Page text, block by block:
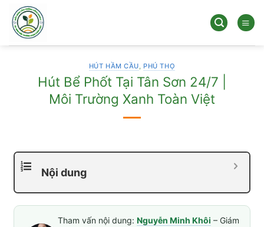
qua
dung
HÚT HẦM CẦU, PHÚ THỌ
Hút Bể Phốt Tại Tân Sơn 24/7 |
Môi Trường Xanh Toàn Việt
Nội dung
Tham vấn nội dung: Nguyễn Minh Khôi – Giám